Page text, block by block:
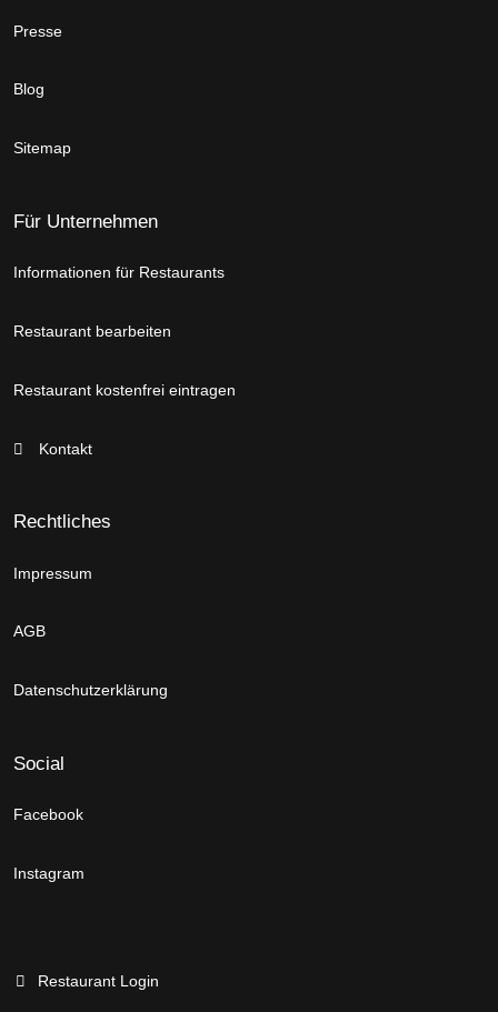
Presse
Blog
Sitemap
Für Unternehmen
Informationen für Restaurants
Restaurant bearbeiten
Restaurant kostenfrei eintragen
Kontakt
Rechtliches
Impressum
AGB
Datenschutzerklärung
Social
Facebook
Instagram
Restaurant Login